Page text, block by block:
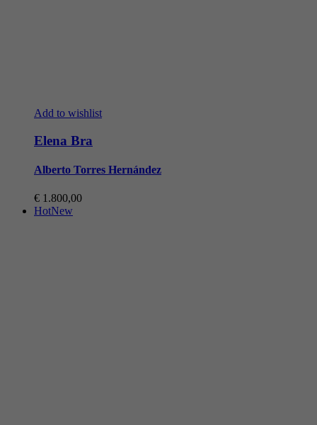
Add to wishlist
Elena Bra
Alberto Torres Hernández
€ 1.800,00
HotNew